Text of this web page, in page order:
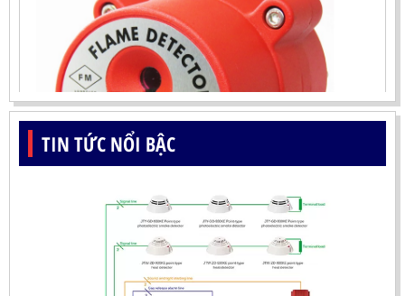
ĐẦU BÁO LỬA UV-IR CHỐNG NỔ-UX150 KOREA
LIÊN HỆ
TIN TỨC NỔI BẬC